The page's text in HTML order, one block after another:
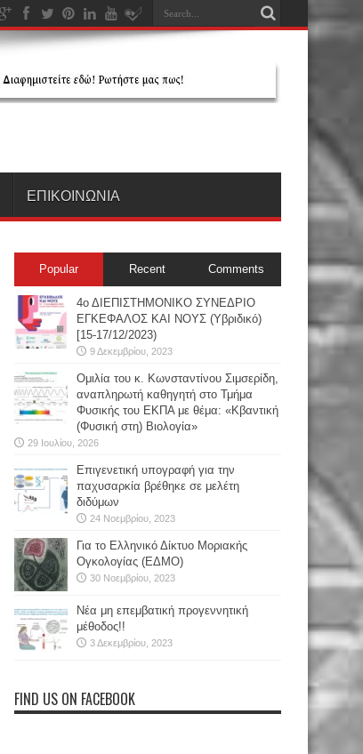
ΕΠΙΚΟΙΝΩΝΙΑ
Popular Recent Comments
4ο ΔΙΕΠΙΣΤΗΜΟΝΙΚΟ ΣΥΝΕΔΡΙΟ
ΕΓΚΕΦΑΛΟΣ ΚΑΙ ΝΟΥΣ (Υβριδικό)
[15-17/12/2023)
9 Δεκεμβρίου, 2023
Oμιλία του κ. Κωνσταντίνου Σιμσερίδη,
αναπληρωτή καθηγητή στο Τμήμα
Φυσικής του ΕΚΠΑ με θέμα: «Κβαντική
(Φυσική στη) Βιολογία»
29 Ιουλίου, 2026
Επιγενετική υπογραφή για την
παχυσαρκία βρέθηκε σε μελέτη
διδύμων
24 Νοεμβρίου, 2023
Για το Ελληνικό Δίκτυο Μοριακής
Ογκολογίας (ΕΔΜΟ)
30 Νοεμβρίου, 2023
Νέα μη επεμβατική προγεννητική
μέθοδος!!
3 Δεκεμβρίου, 2023
FIND US ON FACEBOOK